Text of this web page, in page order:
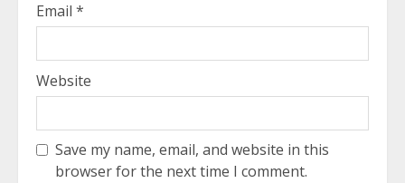
Email *
Website
Save my name, email, and website in this
browser for the next time I comment.